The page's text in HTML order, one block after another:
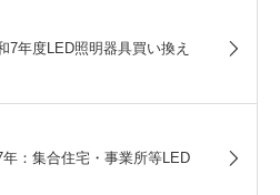
7年度LED照明器具買い換え
年：集合住宅・事業所等LED